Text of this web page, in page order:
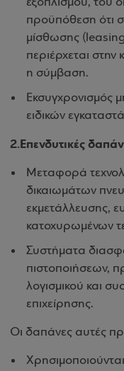
προϋπόθεση ότι
μίσθωσης
περιέρχεται
η σύμβαση.
Εκσυγχρονισμός
ειδικών
2.Επενδυτικές
Μεταφορά
δικαιωμάτων
εκμετάλλευσης,
κατοχυρωμένων
Συστήματα
πιστοποιήσεων,
λογισμικού και
επιχείρησης.
Οι δαπάνες αυτές